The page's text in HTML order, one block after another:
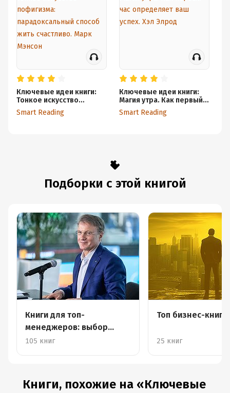
Ключевые идеи книги:
Тонкое искусство
пофигизма:
парадоксальный способ
Smart Reading
Ключевые идеи книги:
Магия утра. Как первый
час определяет ваш
успех. Хэл Элрод
Smart Reading
Подборки с этой книгой
Книги для топ-
менеджеров: выбор
Германа Грефа
105 книг
Топ бизнес-книг
25 книг
Книги, похожие на «Ключевые